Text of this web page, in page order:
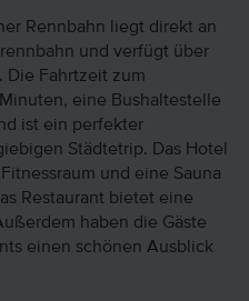
Rennbahn liegt direkt an
und verfügt über
Die Fahrtzeit zum
eine Bushaltestelle
ist ein perfekter
Städtetrip. Das Hotel
und eine Sauna
Restaurant bietet eine
haben die Gäste
einen schönen Ausblick